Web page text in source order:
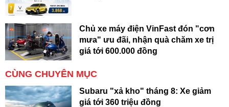
Chủ xe máy điện VinFast đón "cơn
mưa" ưu đãi, nhận quà chăm xe trị
giá tới 600.000 đồng
CÙNG CHUYÊN MỤC
Subaru "xả kho" tháng 8: Xe giảm
giá tới 360 triệu đồng